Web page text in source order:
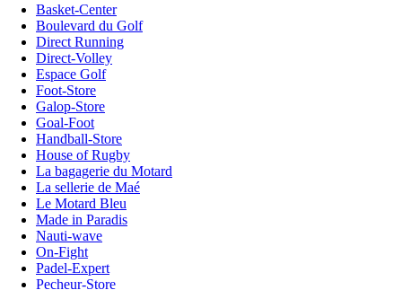
Basket-Center
Boulevard du Golf
Direct Running
Direct-Volley
Espace Golf
Foot-Store
Galop-Store
Goal-Foot
Handball-Store
House of Rugby
La bagagerie du Motard
La sellerie de Maé
Le Motard Bleu
Made in Paradis
Nauti-wave
On-Fight
Padel-Expert
Pecheur-Store